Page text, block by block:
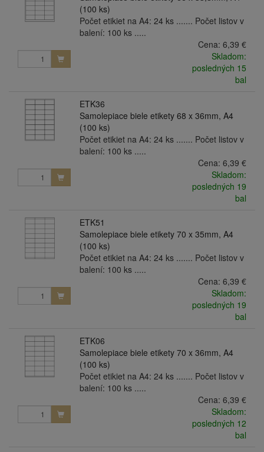
(100 ks)
Počet etikiet na A4: 24 ks ....... Počet listov v
balení: 100 ks .....
Cena: 6,39 €
Skladom:
posledných 15
bal
ETK36
Samolepiace biele etikety 68 x 36mm, A4
(100 ks)
Počet etikiet na A4: 24 ks ....... Počet listov v
balení: 100 ks .....
Cena: 6,39 €
Skladom:
posledných 19
bal
ETK51
Samolepiace biele etikety 70 x 35mm, A4
(100 ks)
Počet etikiet na A4: 24 ks ....... Počet listov v
balení: 100 ks .....
Cena: 6,39 €
Skladom:
posledných 19
bal
ETK06
Samolepiace biele etikety 70 x 36mm, A4
(100 ks)
Počet etikiet na A4: 24 ks ....... Počet listov v
balení: 100 ks .....
Cena: 6,39 €
Skladom:
posledných 12
bal